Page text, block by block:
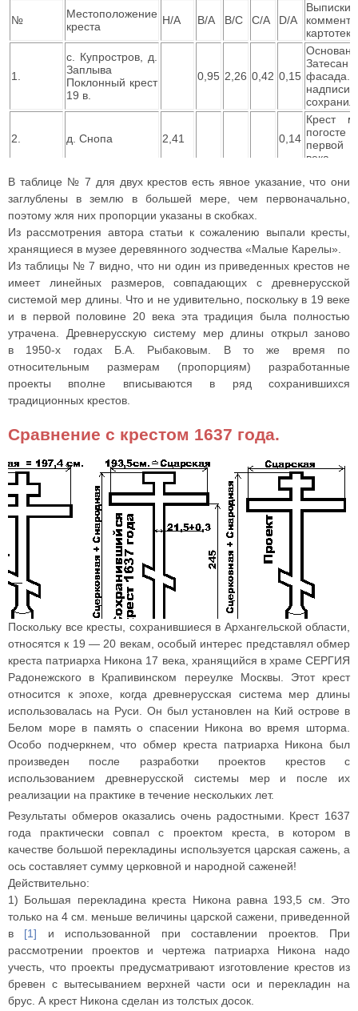
№
Местоположение
креста
H/A B/A B/C C/A D/A
картотеки
1.
с. Купростров, д.
Заплыва
Поклонный крест
19 в.
0,95 2,26 0,42 0,15
2. д. Снопа 2,41 0,14
Крест
погосте
первой
века.
3.
д. Кимжа 2,11 1,53 2,12 0,72 0,15
метров
4. д. Мосеево 1,98 0,17
Крест
д. Усть-Няфта
зарыт в
чем
Брус
6. д. Печище 2,96 1,11 0,2
Диаметр
см.
Фон
7.
д. Елкино 2,55
8.
д. Печище 1,8 1,49 0,75
1914 года
9. д. Быковская 1,84 0,12
Сечение
д. Кильце 1,79 0,64
11. д. Кольшин 2,71
далее
33?27 см.
12. Б. Кондратьевка (0,83)
Ранее
13.
д. Хорнема
0,17
д.
Чучепала
диаметр
см.,
В таблице № 7 для двух крестов есть явное указание, что они
заглублены в землю в большей мере, чем первоначально,
поэтому жля них пропорции указаны в скобках.
Из рассмотрения автора статьи к сожалению выпали кресты,
хранящиеся в музее деревянного зодчества «Малые Карелы».
Из таблицы № 7 видно, что ни один из приведенных крестов не
имеет линейных размеров, совпадающих с древнерусской
системой мер длины. Что и не удивительно, поскольку в 19 веке
и в первой половине 20 века эта традиция была полностью
утрачена. Древнерусскую систему мер длины открыл заново
в 1950-х годах Б.А. Рыбаковым. В то же время по
относительным размерам (пропорциям) разработанные
проекты вполне вписываются в ряд сохранившихся
традиционных крестов.
Сравнение с крестом 1637 года.
Поскольку все кресты, сохранившиеся в Архангельской области,
относятся к 19 — 20 векам, особый интерес представлял обмер
креста патриарха Никона 17 века, хранящийся в храме СЕРГИЯ
Радонежского в Крапивинском переулке Москвы. Этот крест
относится к эпохе, когда древнерусская система мер длины
использовалась на Руси. Он был установлен на Кий острове в
Белом море в память о спасении Никона во время шторма.
Особо подчеркнем, что обмер креста патриарха Никона был
произведен после разработки проектов крестов с
использованием древнерусской системы мер и после их
реализации на практике в течение нескольких лет.
Результаты обмеров оказались очень радостными. Крест 1637
года практически совпал с проектом креста , в котором в
качестве большой перекладины используется царская сажень, а
ось составляет сумму церковной и народной саженей!
Действительно:
1) Большая перекладина креста Никона равна 193,5 см. Это
только на 4 см. меньше величины царской сажени, приведенной
в [1] и использованной при составлении проектов.
При
рассмотрении проектов и чертежа патриарха Никона надо
учесть, что проекты предусматривают изготовление крестов из
бревен с вытесыванием верхней части оси и перекладин на
брус. А крест Никона сделан из толстых досок.